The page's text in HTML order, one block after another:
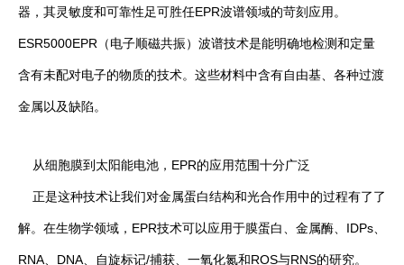
器，其灵敏度和可靠性足可胜任EPR波谱领域的苛刻应用。
ESR5000EPR（电子顺磁共振）波谱技术是能明确地检测和定量
含有未配对电子的物质的技术。这些材料中含有自由基、各种过渡
金属以及缺陷。
从细胞膜到太阳能电池，EPR的应用范围十分广泛
正是这种技术让我们对金属蛋白结构和光合作用中的过程有了了
解。在生物学领域，EPR技术可以应用于膜蛋白、金属酶、IDPs、
RNA、DNA、自旋标记/捕获、一氧化氮和ROS与RNS的研究。